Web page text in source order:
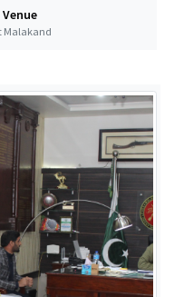
Malakand